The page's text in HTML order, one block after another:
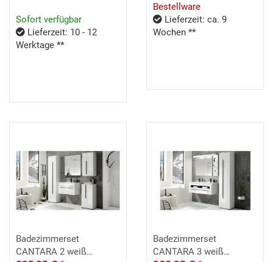
Sofort verfügbar
Lieferzeit: 10 - 12
Werktage **
Bestellware
Lieferzeit: ca. 9
Wochen **
Badezimmerset
CANTARA 2 weiß
Badezimmerset
CANTARA 3 weiß